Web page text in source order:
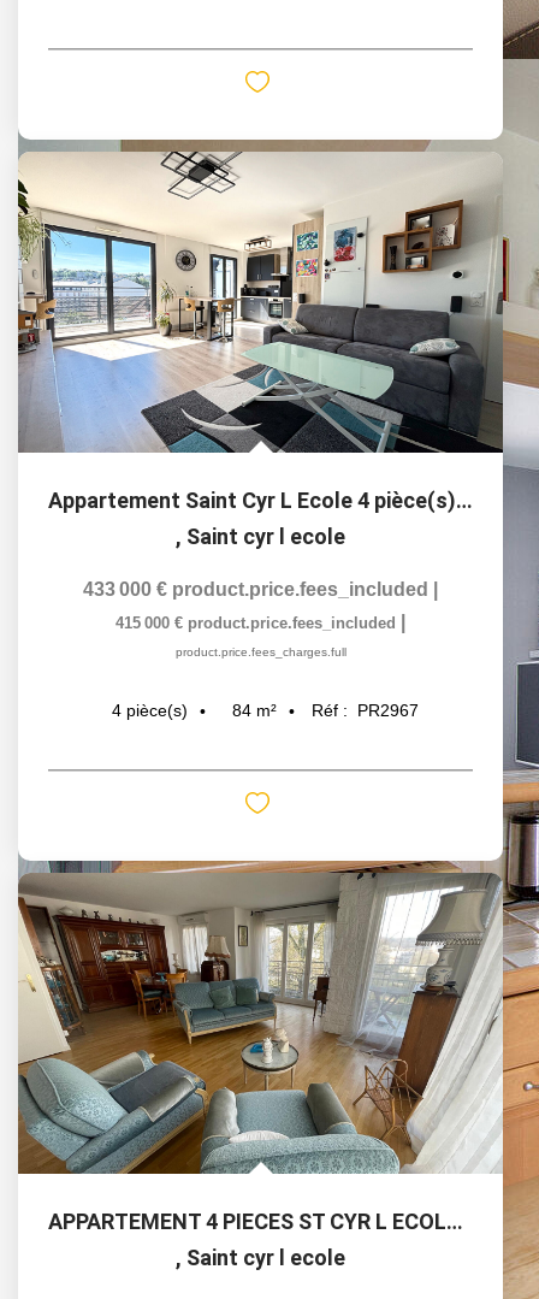
Appartement Saint Cyr L Ecole 4 pièce(s) 84 m2
, Saint cyr l ecole
433 000 € product.price.fees_included
415 000 € product.price.fees_included
product.price.fees_charges.full
4 pièce(s) 84 m² Réf : PR2967
APPARTEMENT 4 PIECES ST CYR L ECOLE - 3 chambres- 77m2
, Saint cyr l ecole